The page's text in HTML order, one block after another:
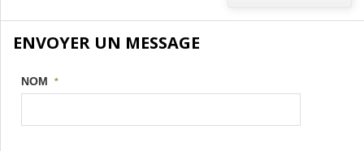
ENVOYER UN MESSAGE
NOM *